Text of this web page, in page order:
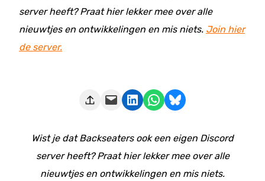
server heeft? Praat hier lekker mee over alle
nieuwtjes en ontwikkelingen en mis niets. Join hier
de server.
Deze pagina e-mailen Delen op LinkedIn Delen via WhatsApp Share on Bluesky
Wist je dat Backseaters ook een eigen Discord
server heeft? Praat hier lekker mee over alle
nieuwtjes en ontwikkelingen en mis niets.